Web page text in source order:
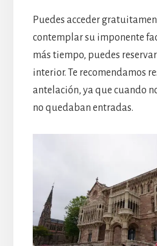
Puedes acceder
contemplar su imponente
más tiempo, puedes
interior. Te recomendamos
antelación, ya que cuando
no quedaban entradas.